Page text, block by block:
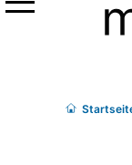
Menü
Start